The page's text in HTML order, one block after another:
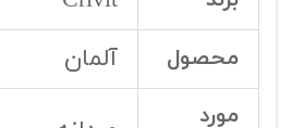
محصول آلمان
مورد